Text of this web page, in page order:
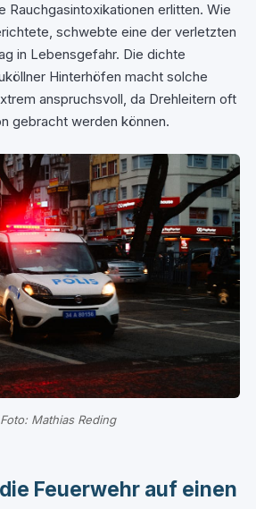
Rauchgasintoxikationen erlitten. Wie
schwebte eine der verletzten
in Lebensgefahr. Die dichte
Hinterhöfen macht solche
anspruchsvoll, da Drehleitern oft
gebracht werden können.
Foto: Mathias Reding
Feuerwehr auf einen